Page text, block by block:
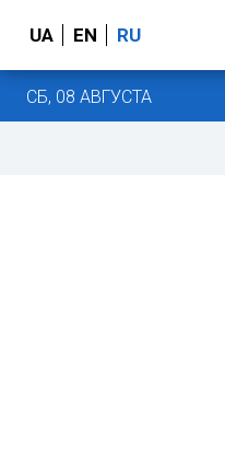
UA EN RU
СБ, 08 АВГУСТА